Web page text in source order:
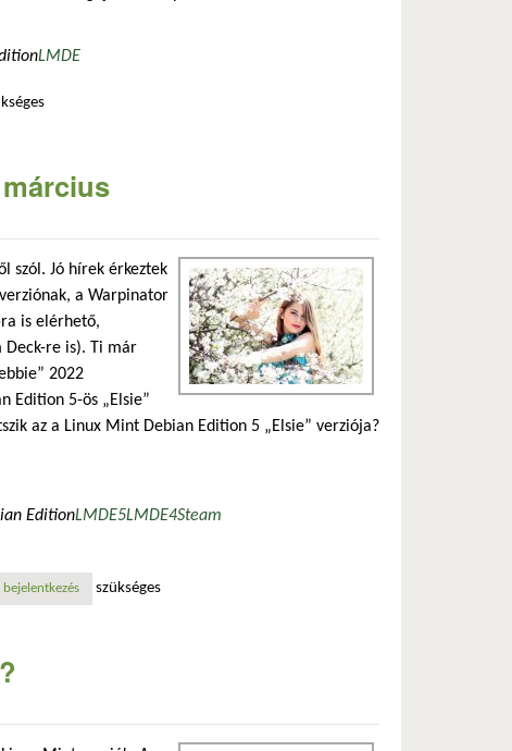
LMDE
szól. Jó hírek érkeztek
a Warpinator
is elérhető,
Deck-re is). Ti már
2022
Edition 5-ös „Elsie”
az a Linux Mint Debian Edition 5 „Elsie” verziója?
EditionLMDE5LMDE4Steam
bejelentkezés szükséges